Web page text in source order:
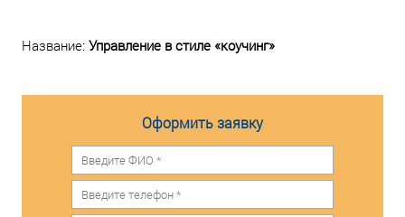
Название: Управление в стиле «коучинг»
Оформить заявку